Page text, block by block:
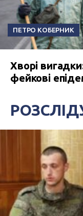
ПЕТРО КОБЕРНИК
Хворі
фейкові